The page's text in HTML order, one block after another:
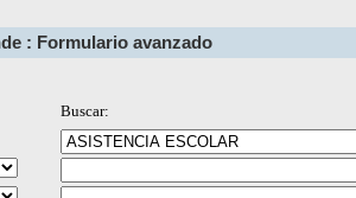
: Formulario avanzado
Buscar: